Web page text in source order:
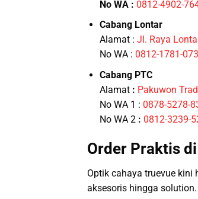
No WA : 0812-4902-
Cabang Lontar
Alamat : Jl. Raya
No WA : 0812-1781-
Cabang PTC
Alamat : Pakuwon
No WA 1 : 0878-5278-
No WA 2 : 0812-3239-
Order Praktis
Optik cahaya truevue kini
aksesoris hingga solution.